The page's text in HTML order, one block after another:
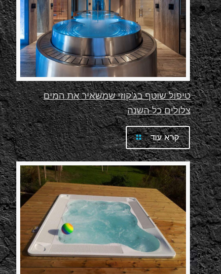
טיפול שוטף בג’קוזי שמשאיר את המים
צלולים כל השנה
קרא עוד